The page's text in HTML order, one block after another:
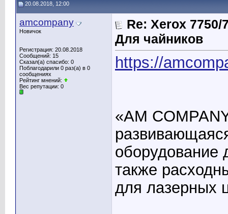
20.08.2018, 12:00
amcompany
Новичок
Регистрация: 20.08.2018
Сообщений: 15
Сказал(а) спасибо: 0
Поблагодарили 0 раз(а) в 0
сообщениях
Рейтинг мнений:
Вес репутации: 0
Re: Xerox 7750/
Для чайников
https://
«AM
оборудование
также
для лазерных